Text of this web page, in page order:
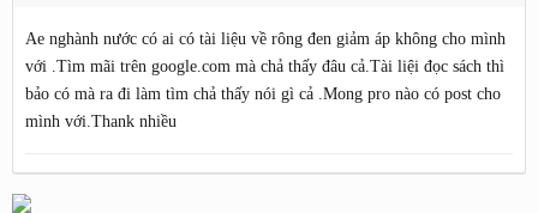
Ae nghành nước có ai có tài liệu về rông đen giảm áp không cho mình
với .Tìm mãi trên google.com mà chả thấy đâu cả.Tài liệi đọc sách thì
bảo có mà ra đi làm tìm chả thấy nói gì cả .Mong pro nào có post cho
mình với.Thank nhiều